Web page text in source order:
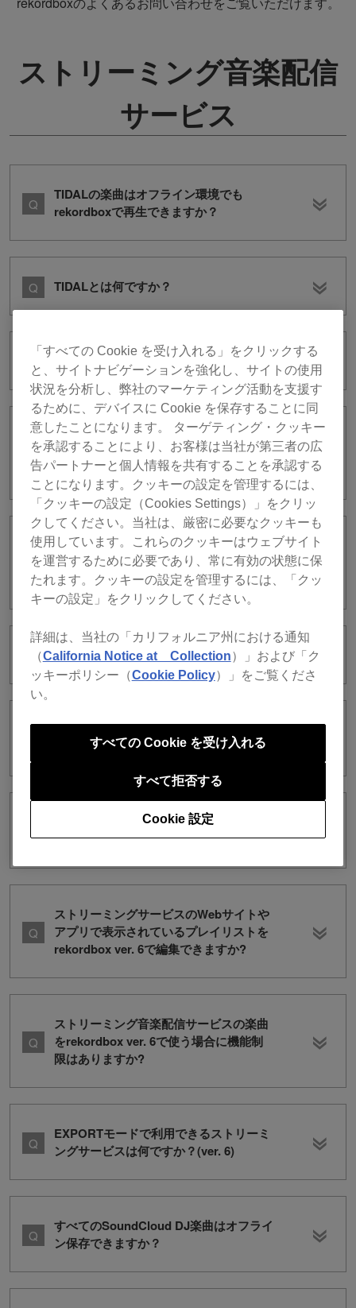
ストリーミング音楽配信
サービス
TIDALの楽曲はオフライン環境でも
rekordboxで再生できますか？
TIDALとは何ですか？
TIDALはどこの国で使えますか？
ストリーミングサービスのWebサイトや
アプリで表示されている楽曲の一部が
rekordboxで表示されません。
公共の場やクラブでストリーミング音楽
配信サービスの楽曲を掛けても著作権上
の問題はないでしょうか？
SoundCloud Go+/DJとは何ですか？
ストリーミング音楽配信サービスにはト
ライアルがありますか？
SoundCloudにログインできません。
(v6)
ストリーミングサービスのWebサイトや
アプリで表示されているプレイリストを
rekordbox ver. 6で編集できますか?
ストリーミング音楽配信サービスの楽曲
をrekordbox ver. 6で使う場合に機能制
限はありますか?
EXPORTモードで利用できるストリーミ
ングサービスは何ですか？(ver. 6)
すべてのSoundCloud DJ楽曲はオフライ
ン保存できますか？
「すべての Cookie を受け入れる」をクリックする
と、サイトナビゲーションを強化し、サイトの使用
状況を分析し、弊社のマーケティング活動を支援す
るために、デバイスに Cookie を保存することに同
意したことになります。 ターゲティング・クッキー
を承認することにより、お客様は当社が第三者の広
告パートナーと個人情報を共有することを承認する
ことになります。クッキーの設定を管理するには、
「クッキーの設定（Cookies Settings）」をクリッ
クしてください。当社は、厳密に必要なクッキーも
使用しています。これらのクッキーはウェブサイト
を運営するために必要であり、常に有効の状態に保
たれます。クッキーの設定を管理するには、「クッ
キーの設定」をクリックしてください。
詳細は、当社の「カリフォルニア州における通知
（California Notice at Collection）」および「ク
ッキーポリシー（Cookie Policy）」をご覧くださ
い。
Cookie 設定
すべて拒否する
すべての Cookie を受け入れる